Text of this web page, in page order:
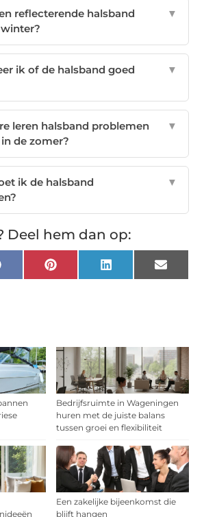
Bedrijfsruimte in Wageningen
huren met de juiste balans
tussen groei en flexibiliteit
Een zakelijke bijeenkomst die
blijft hangen
reflecterende halsband
▼
ik of de halsband goed
▼
leren halsband problemen
de zomer?
▼
ik de halsband
▼
Deel hem dan op:
FacebookPinterest LinkedIn Email